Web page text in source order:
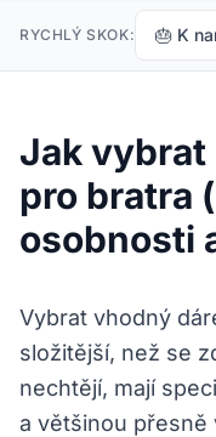
RYCHLÝ SKOK: 🎂 K
Jak vybrat
pro bratra
osobnosti
Vybrat vhodný
složitější, než se
nechtějí, mají
a většinou přesně